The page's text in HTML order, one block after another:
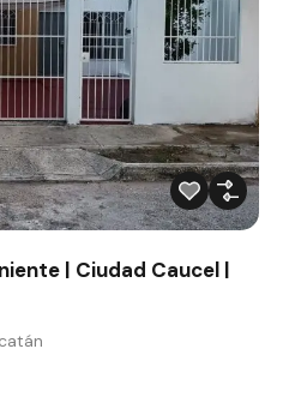
| Ciudad Caucel |